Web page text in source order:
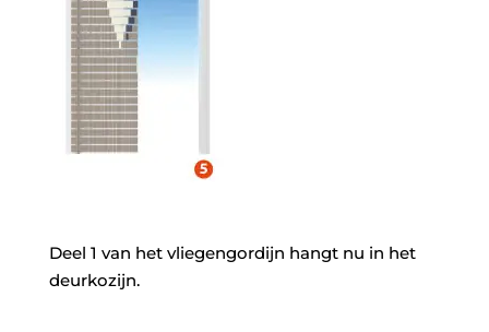
Deel 1 van het vliegengordijn hangt nu in het
deurkozijn.